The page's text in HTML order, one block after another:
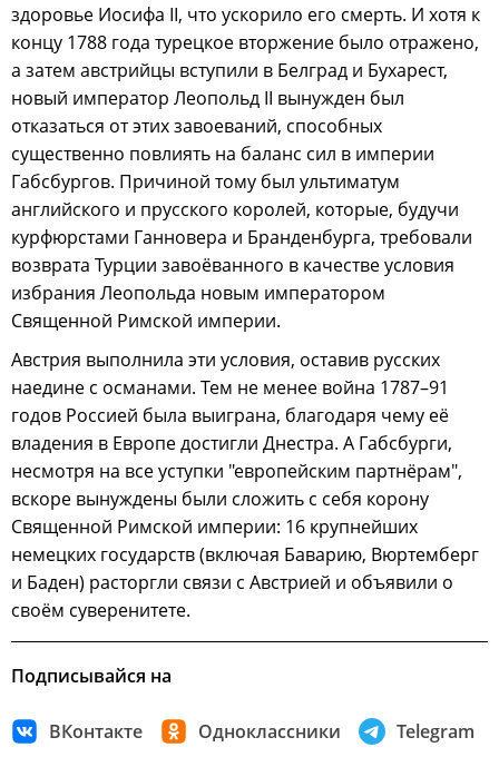
здоровье Иосифа II, что ускорило его смерть. И хотя к
концу 1788 года турецкое вторжение было отражено,
а затем австрийцы вступили в Белград и Бухарест,
новый император Леопольд II вынужден был
отказаться от этих завоеваний, способных
существенно повлиять на баланс сил в империи
Габсбургов. Причиной тому был ультиматум
английского и прусского королей, которые, будучи
курфюрстами Ганновера и Бранденбурга, требовали
возврата Турции завоёванного в качестве условия
избрания Леопольда новым императором
Священной Римской империи.
Австрия выполнила эти условия, оставив русских
наедине с османами. Тем не менее война 1787–91
годов Россией была выиграна, благодаря чему её
владения в Европе достигли Днестра. А Габсбурги,
несмотря на все уступки "европейским партнёрам",
вскоре вынуждены были сложить с себя корону
Священной Римской империи: 16 крупнейших
немецких государств (включая Баварию, Вюртемберг
и Баден) расторгли связи с Австрией и объявили о
своём суверенитете.
Подписывайся на
ВКонтакте Одноклассники Telegram